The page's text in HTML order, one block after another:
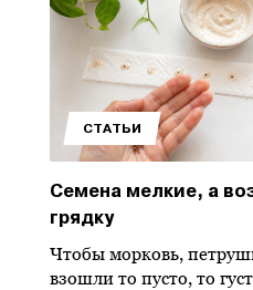
СТАТЬИ
Семена мелкие, а
грядку
Чтобы морковь,
взошли то пусто, то